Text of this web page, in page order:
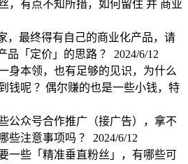
，有点不知所措，如何留住 并 商业
，最终得有自己的商业化产品，请
品「定价」的思路 ？ 2024/6/12
身本领，也有足够的见识，为什么
钱呢 ？偶尔赚的也是一些小钱，特
公众号合作推广（接广告），拿不
些注意事项吗 ？ 2024/6/12
一些「精准垂直粉丝」，有哪些可